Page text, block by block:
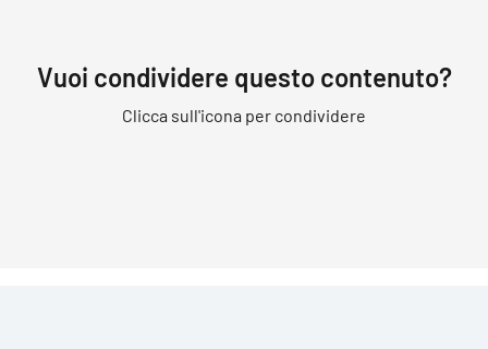
Vuoi condividere questo contenuto?
Clicca sull'icona per condividere